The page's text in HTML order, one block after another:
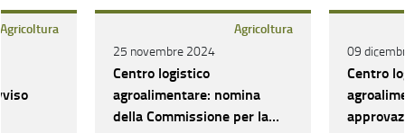
Agricoltura
Agricoltura
25 novembre 2024
Centro logistico
agroalimentare: nomina
della Commissione per la
09
Centro